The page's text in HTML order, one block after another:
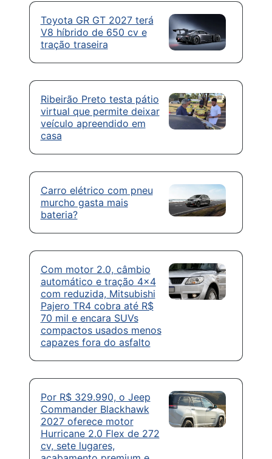
Toyota GR GT 2027 terá
V8 híbrido de 650 cv e
tração traseira
Ribeirão Preto testa pátio
virtual que permite deixar
veículo apreendido em
casa
Carro elétrico com pneu
murcho gasta mais
bateria?
Com motor 2.0, câmbio
automático e tração 4×4
com reduzida, Mitsubishi
Pajero TR4 cobra até R$
70 mil e encara SUVs
compactos usados menos
capazes fora do asfalto
Por R$ 329.990, o Jeep
Commander Blackhawk
2027 oferece motor
Hurricane 2.0 Flex de 272
cv, sete lugares,